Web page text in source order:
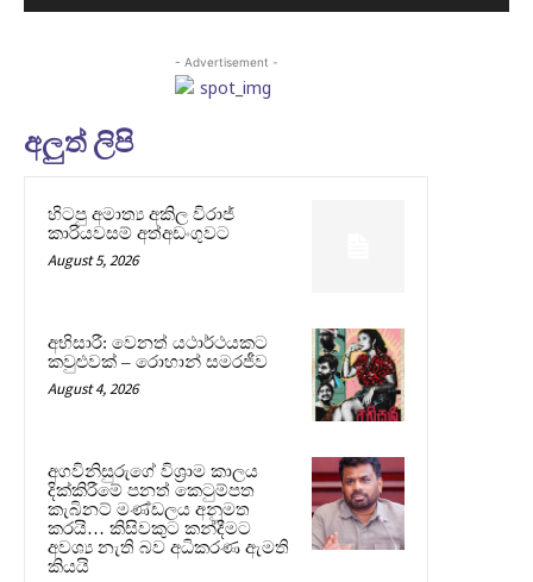
- Advertisement -
අලුත් ලිපි
හිටපු අමාත්‍ය අකිල විරාජ්
කාරියවසම් අත්අඩංගුවට
August 5, 2026
අභිසාරී: වෙනත් යථාර්ථයකට
කවුළුවක් – රොහාන් සමරජීව
August 4, 2026
අගවිනිසුරුගේ විශ්‍රාම කාලය
දික්කිරීමේ පනත් කෙටුම්පත
කැබිනට් මණ්ඩලය අනුමත
කරයි… කිසිවකුට කන්දීමට
අවශ්‍ය නැති බව අධිකරණ ඇමති
කියයි